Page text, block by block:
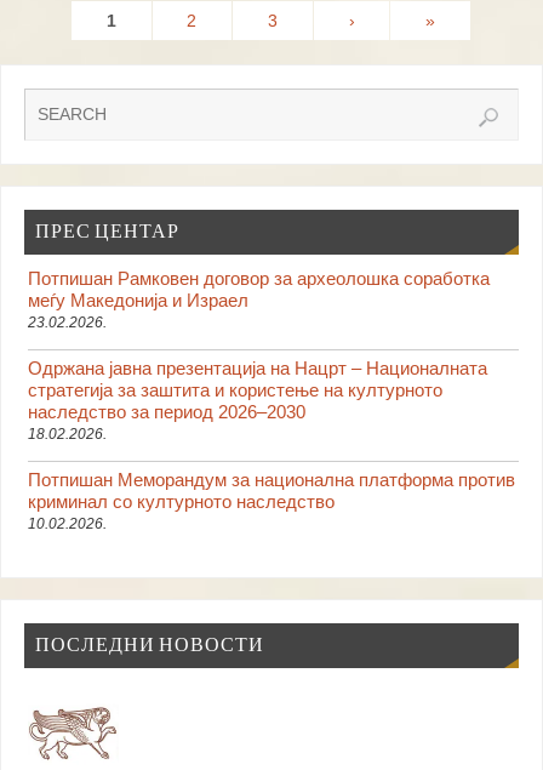
1 2 3 › »
ПРЕС ЦЕНТАР
Потпишан Рамковен договор за археолошка соработка
меѓу Македонија и Израел
23.02.2026.
Одржана јавна презентација на Нацрт – Националната
стратегија за заштита и користење на културното
наследство за период 2026–2030
18.02.2026.
Потпишан Меморандум за национална платформа против
криминал со културното наследство
10.02.2026.
ПОСЛЕДНИ НОВОСТИ